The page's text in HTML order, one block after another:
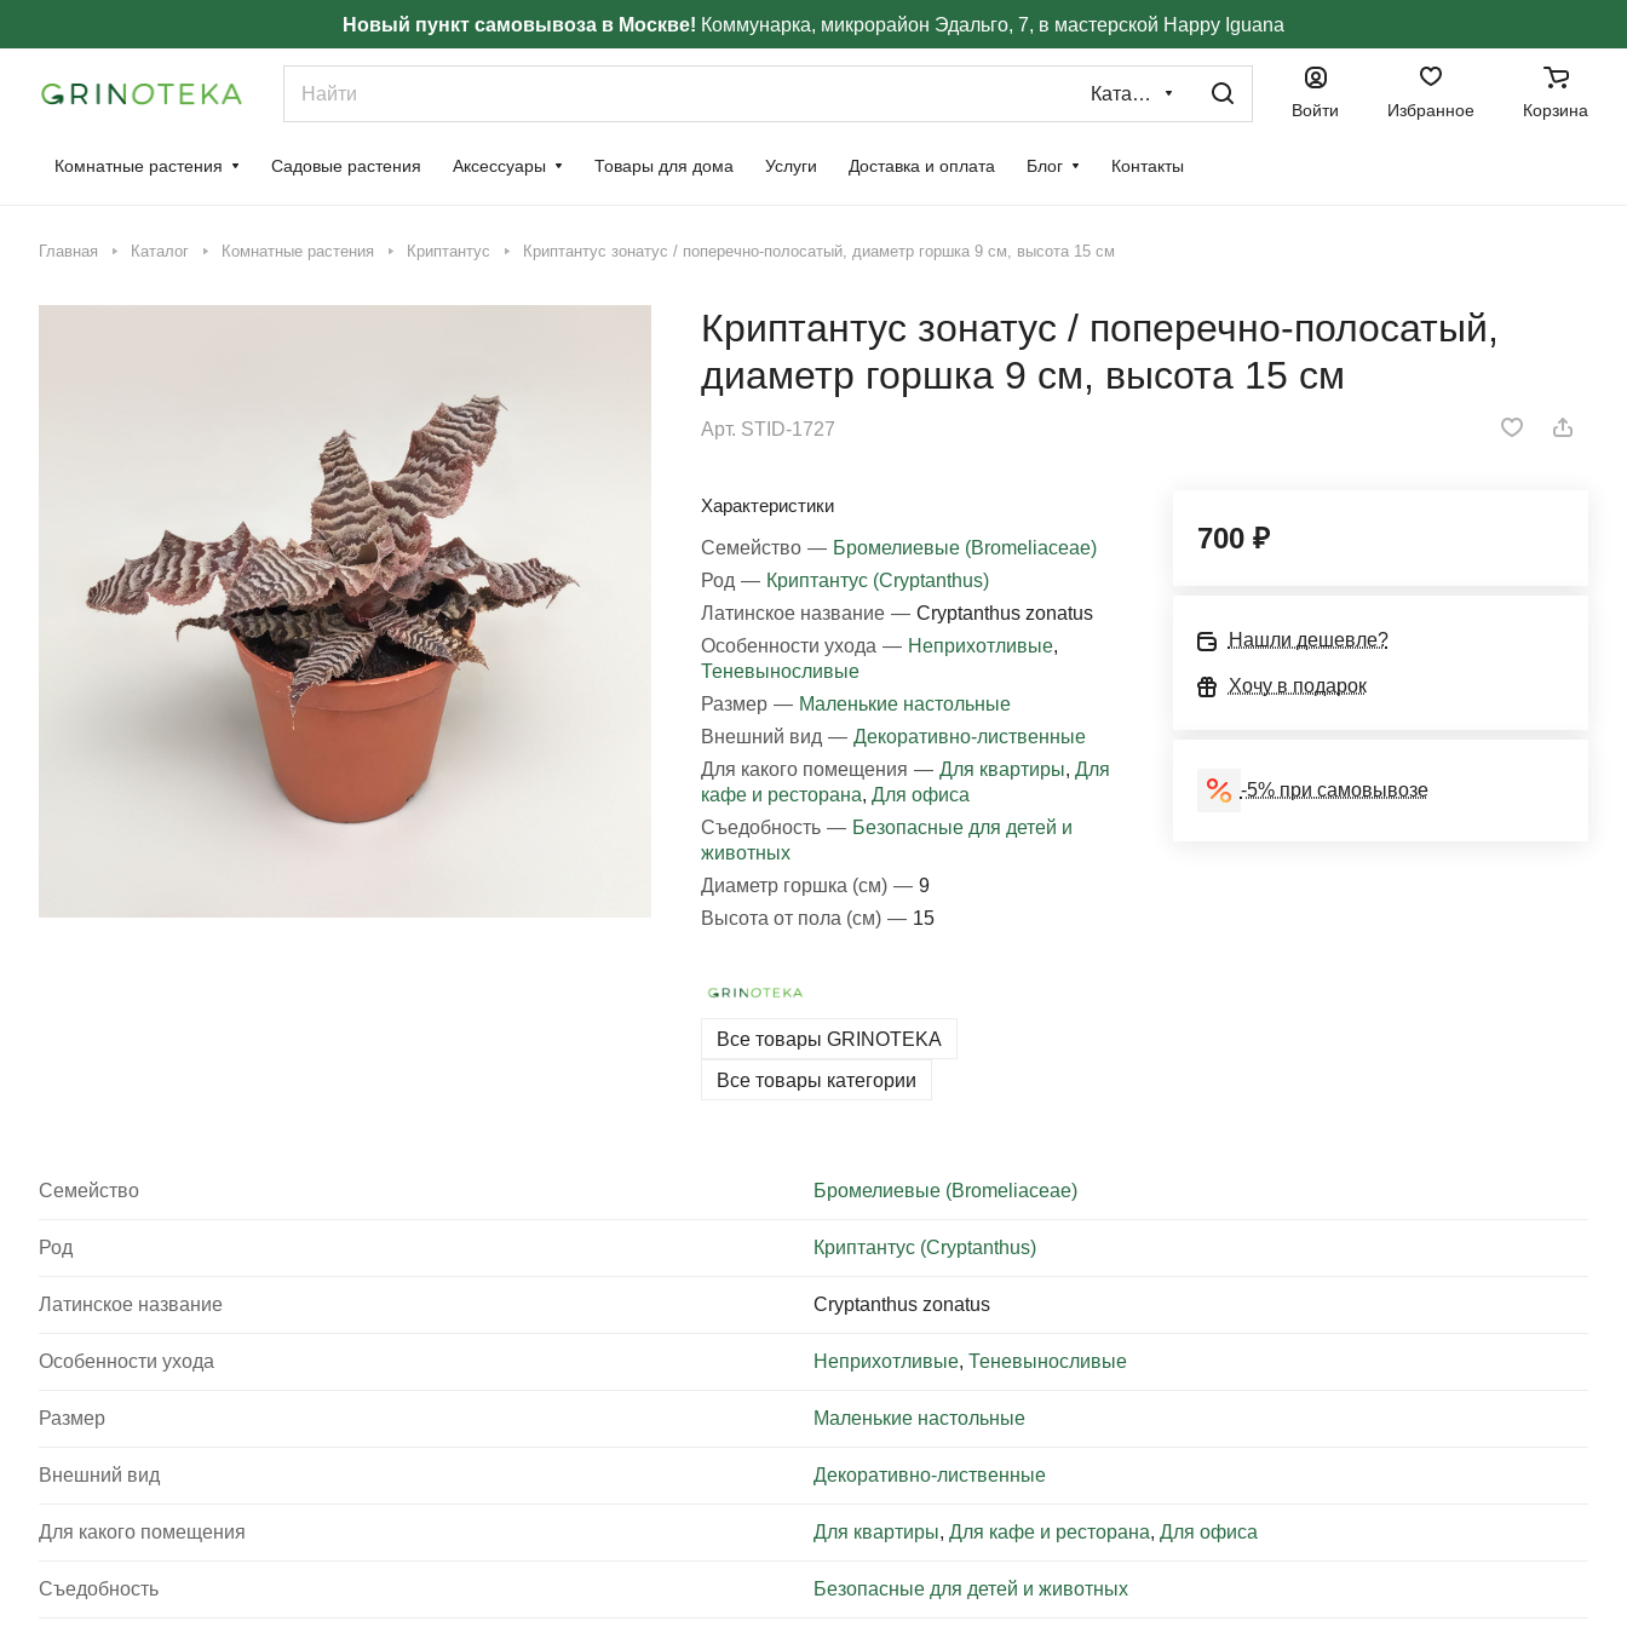
Новый пункт самовывоза в Москве! Коммунарка, микрорайон Эдальго, 7, в мастерской Happy Iguana
Каталог
Войти Избранное Корзина
Комнатные растения Садовые растения Аксессуары Товары для дома Услуги Доставка и оплата Блог Контакты
Главная Каталог Комнатные растения Криптантус Криптантус зонатус / поперечно-полосатый, диаметр горшка 9 см, высота 15 см
Криптантус зонатус / поперечно-полосатый,
диаметр горшка 9 см, высота 15 см
Арт. STID-1727
Характеристики
Семейство — Бромелиевые (Bromeliaceae)
Род — Криптантус (Cryptanthus)
Латинское название — Cryptanthus zonatus
Особенности ухода — Неприхотливые,
Теневыносливые
Размер — Маленькие настольные
Внешний вид — Декоративно-лиственные
Для какого помещения — Для квартиры, Для
кафе и ресторана, Для офиса
Съедобность — Безопасные для детей и
животных
Диаметр горшка (см) — 9
Высота от пола (см) — 15
Все товары GRINOTEKA
Все товары категории
700 ₽
Нашли дешевле?
Хочу в подарок
-5% при самовывозе
Семейство Бромелиевые (Bromeliaceae)
Род Криптантус (Cryptanthus)
Латинское название Cryptanthus zonatus
Особенности ухода Неприхотливые, Теневыносливые
Размер Маленькие настольные
Внешний вид Декоративно-лиственные
Для какого помещения Для квартиры, Для кафе и ресторана, Для офиса
Съедобность Безопасные для детей и животных